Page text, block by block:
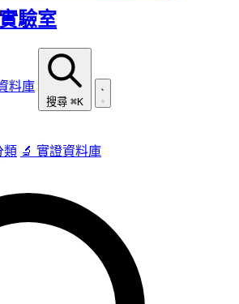
驗室
料庫
搜尋 ⌘K
類 🔬 實證資料庫